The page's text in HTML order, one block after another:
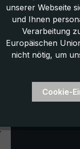
unserer Webseite
und Ihnen
Verarbeitung
Europäischen
nicht nötig, um
Cookie-